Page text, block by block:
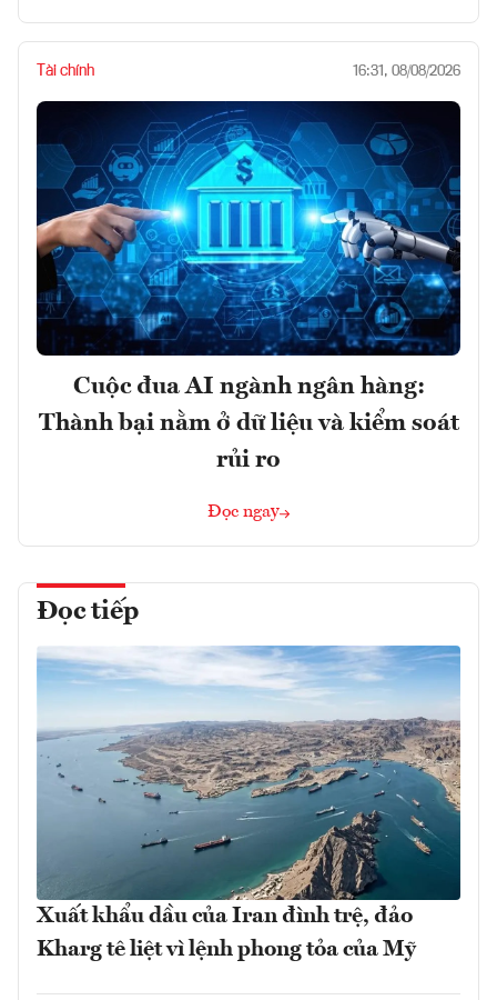
Tài chính 16:31, 08/08/2026
Cuộc đua AI ngành ngân hàng:
Thành bại nằm ở dữ liệu và kiểm soát
rủi ro
Đọc ngay
Đọc tiếp
Xuất khẩu dầu của Iran đình trệ, đảo
Kharg tê liệt vì lệnh phong tỏa của Mỹ